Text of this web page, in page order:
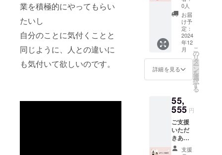
業を積極的にやってもらい
たいし
自分のことに気付くことと
同じように、人との違いに
も気付いて欲しいのです。
の
2.27%
＋消費
たり別
途シス
テム利
用料
（※）が
発生い
たしま
（※）シ
ステム
額が1万
円未満
の場
合：228
円＋消
費税22
円
提携店
※ロザ
フィHP
掲載
https://r
ozafi.co
m/partn
er/ ・横
浜駅周
出店料
割引特
典
「あな
たに贈
るロー
ズフェ
所 ・ロ
ザフィ
提携店
※ロザ
フィHP
掲載
https://r
ozafi.co
m/partn
er/ ・横
ベント
ブース
出店特
典
「あな
たに贈
るロー
きな色
を選ん
でいた
だき、
制作い
たしま
ザイン
は画像
パーツ
（ジュ
リア）
部分の
色をお
選びい
ただけ
ます。
《リ
ターン
特典》
●世界に
一つだ
けのあ
なただ
けのブ
ローチ
ピンを
す 約
100色の
カラー
バリ
エー
ション
の中か
0人
お届
け予
定：
2024
年12
月
詳細を見る
こ
の
リ
タ
ー
ン
を
選
択
す
る
55,
555 円
ご支援
いただ
きあり
がとう
支援